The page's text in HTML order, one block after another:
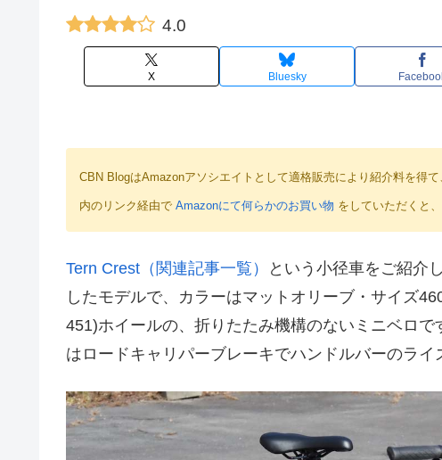
4.0
X Bluesky
CBN BlogはAmazonアソシエイトとして適格販売により紹介料を得
内のリンク経由で Amazonにて何らかのお買い物 をしていただくと
Tern Crest（関連記事一覧）
という小径車をご紹介
したモデルで、カラーはマットオリーブ・サイズ
451)ホイールの、折りたたみ機構のないミニベロ
はロードキャリパーブレーキでハンドルバーのライ